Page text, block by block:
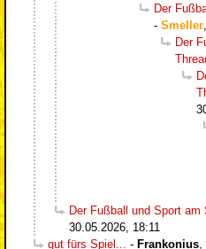
Der
- Smeller
Der
Der Fußball und Sport am
30.05.2026, 18:11
gut fürs Spiel...
- Frankonius